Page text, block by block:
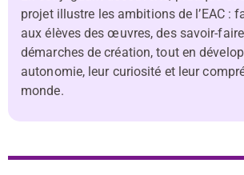
projet illustre les ambitions de l’EAC :
aux élèves des œuvres, des savoir-
démarches de création, tout en
autonomie, leur curiosité et leur
monde.